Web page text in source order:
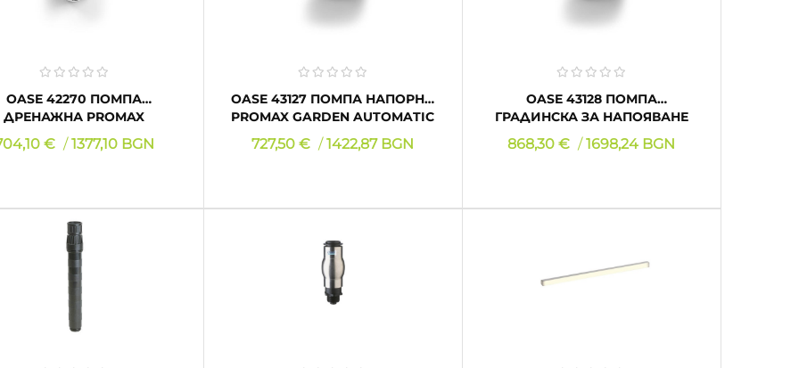
OASE 42270 ПОМПА
ДРЕНАЖНА PROMAX
MUDDRAIN 25 000
€ 1377,10 BGN
КУПИ
OASE 43127 ПОМПА НАПОРНА
PROMAX GARDEN AUTOMATIC
5 000
Цена
727,50 € 1422,87 BGN
OASE 43128 ПОМПА
ГРАДИНСКА ЗА НАПОЯВАНЕ
PROMAX GARDEN
Цена
868,30 € 1698,24 BGN